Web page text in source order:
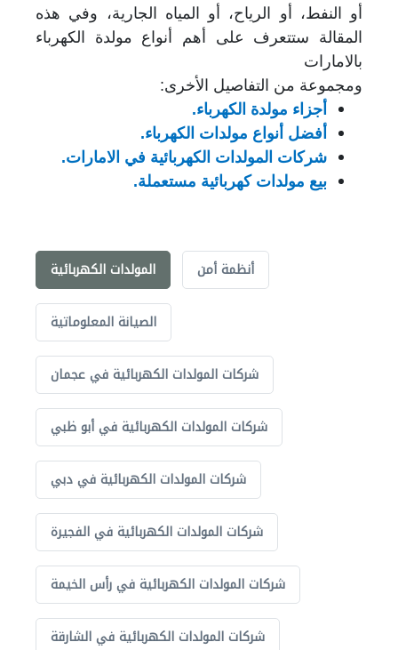
أو النفط، أو الرياح، أو المياه الجارية، وفي هذه
المقالة ستتعرف على أهم أنواع مولدة الكهرباء
بالامارات
ومجموعة من التفاصيل الأخرى:
أجزاء مولدة الكهرباء.
أفضل أنواع مولدات الكهرباء.
شركات المولدات الكهربائية في الامارات.
بيع مولدات كهربائية مستعملة.
المولدات الكهربائية أنظمة أمن
الصيانة المعلوماتية
شركات المولدات الكهربائية في عجمان
شركات المولدات الكهربائية في أبو ظبي
شركات المولدات الكهربائية في دبي
شركات المولدات الكهربائية في الفجيرة
شركات المولدات الكهربائية في رأس الخيمة
شركات المولدات الكهربائية في الشارقة